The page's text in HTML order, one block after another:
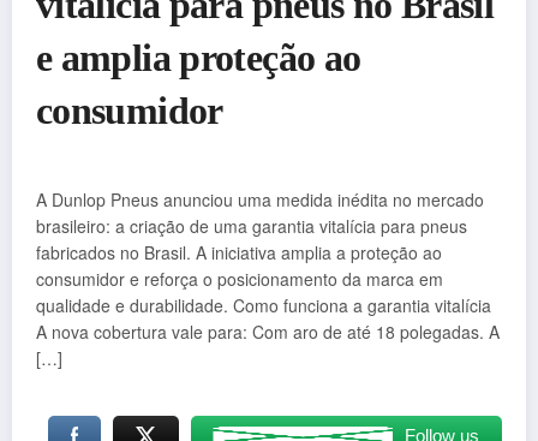
e amplia proteção ao
consumidor
A Dunlop Pneus anunciou uma medida inédita no mercado
brasileiro: a criação de uma garantia vitalícia para pneus
fabricados no Brasil. A iniciativa amplia a proteção ao
consumidor e reforça o posicionamento da marca em
qualidade e durabilidade. Como funciona a garantia vitalícia
A nova cobertura vale para: Com aro de até 18 polegadas. A
[…]
Follow us